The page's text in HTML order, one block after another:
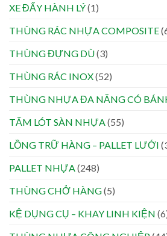
XE ĐẨY HÀNH LÝ(1)
THÙNG RÁC NHỰA COMPOSITE
THÙNG ĐỰNG DÙ(3)
THÙNG RÁC INOX(52)
THÙNG NHỰA ĐA NĂNG CÓ
TẤM LÓT SÀN NHỰA (55)
LỒNG TRỮ HÀNG – PALLET LƯỚI
PALLET NHỰA (248)
THÙNG CHỞ HÀNG(5)
KỆ DỤNG CỤ – KHAY LINH KIỆN